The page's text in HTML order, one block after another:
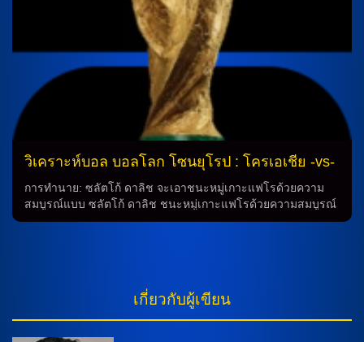
แมตช์ในลีก การทำนายแมตช์ในลีกเป็นสิ่งที่ทีมชาติอิตาลีต้อง
พิจารณาอย่างต่อเนื่องเพื่อรักษาฟอร์มที่ดีและความมั่นใจในการ
แข่งขัน การวิเคราะห์ฟุตบอลเป็นส่วนสำคัญที่ช่วยให้ทีมตัดสินใจ
ในการจัดตัวและกลยุทธ์ในเกมต่อไป การดูบอลสดเป็นวิธีที่ดีใน
การเรียนรู้เกี่ยวกับการเล่นของทีมตนเองและตรวจสอบความ
แข็งแกร่งของคู่แข่ง […]
มีผู้เล่นที่สำคัญต่างๆที่จะมีบทบาทสำคัญในการช่วยทีมดึงฉากใน
เกมนี้ โดยเฉพาะอย่างยิ่งก็คือ กรานิค ชาคา ที่เป็นอันดับหนึ่งใน
การทำประตูให้ทีม ซึ่งเขาให้ความสำคัญในการพาทีมสู่ความ
สำเร็จ นอกจากนี้ยังมี เรโม ฟรอยเลอร์ และ แดน เอ็นดอย ที่มี
ความสามารถในการสร้างโอกาสและทำประตูได้อย่างแน่นอน
วิเคราะห์บอล: สโลวีเนีย สโลวีเนียอาจจะเป็นทีมที่ต้องเผชิญกับ
ความท้าทายในเกมนี้ แต่ก็ยังมีผู้เล่นที่มีคุณภาพเช่นกัน โดย
เฉพาะ ชาน วิพ็อตนิค ที่เป็นเกมเปิดและมีความสามารถในการทำ
ประตูอย่างมาก นอกจากนี้ยังมี เบนจามิน เชชโก้ ที่เป็นโตได้ด้าน
การพาทีมให้เข้าสู่โอกาสชนะเลิศ การทำนาย: ในการทำนายเกม
นี้ อาจจะมีความยากลำบากในการดำเนินภายใต้อุปสรรคต่างๆ
ทั้งจากสภาพบาดเจ็บของผู้เล่น และอุปสรรคทางกาและกลยุทธ์
แต่สามารถทำนายได้ว่านัดนี้จะเป็นการแข่งขันที่มีความดุเดือด
และน่าตื่นเต้นอย่างแน่นอน ดูบอลสด: สวิตเซอร์แลนด์ พบ สโลวี
มีความน่าตื่นเต้นและคาดว่าจะเป็นเกมที่มีความดุเดือดอย่าง
แน่นอน ทั้งสองทีมมีผู้เล่นที่มีคุณภาพและความสามารถในการทำ
วิเคราะห์บอล บอลโลก โซนยุโรป : โครเอเชีย -vs-
มอนเตเนโกร
การทำนาย: ซลัตโก้ ดาลิช จะเอาชนะหมู่เกาะแฟโรด้วยความ
สมบูรณ์แบบ ซลัตโก้ ดาลิช ชนะหมู่เกาะแฟโรด้วยความสมบูรณ์
แบบ ในการทำนายล่าสุด ทีมของ ซลัตโก้ ดาลิช จะพบกับหมู่เกาะ
สำรอง สำหรับนักเตะสำรอง ซลัตโก้ ดาลิช จะใช้ เช่น โยซิป ยูรา
โนวิช, มาริน ปอนกราชิช, นิโกล่า โมโร่, มารีโอ ปาชาลิช, ลอฟ
เกี่ยวกับผู้เขียน